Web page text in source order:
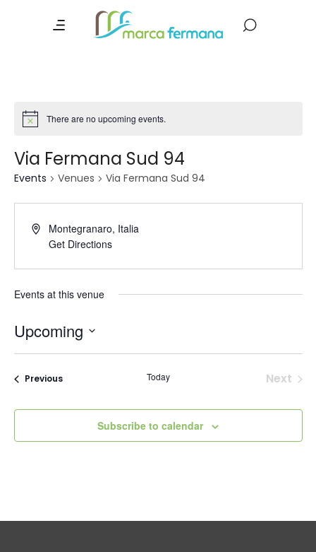
There are no upcoming events.
Via Fermana Sud 94
Events Venues Via Fermana Sud 94
Montegranaro, Italia
Get Directions
Events at this venue
Upcoming
Select
PreviousEvents Today
Next
Subscribe to calendar